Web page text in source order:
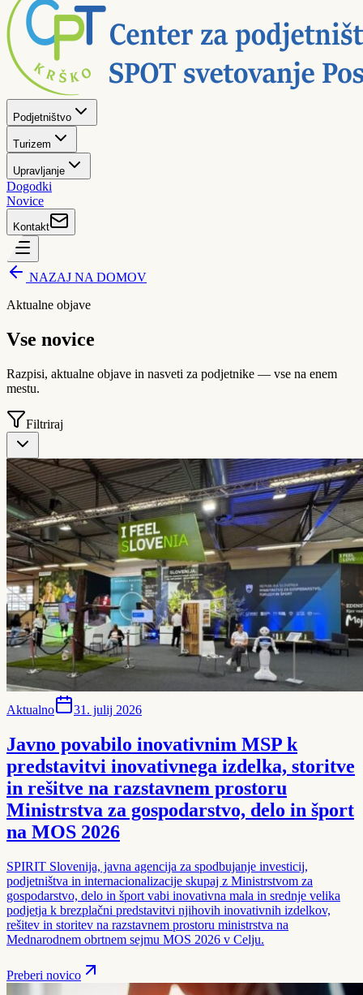
Podjetništvo
Turizem
Upravljanje
Dogodki
Novice
Kontakt
NAZAJ NA DOMOV
Aktualne objave
Vse novice
Razpisi, aktualne objave in nasveti za podjetnike — vse na enem
mestu.
Filtriraj
Aktualno 31. julij 2026
Javno povabilo inovativnim MSP k
predstavitvi inovativnega izdelka, storitve
in rešitve na razstavnem prostoru
Ministrstva za gospodarstvo, delo in šport
na MOS 2026
SPIRIT Slovenija, javna agencija za spodbujanje investicij,
podjetništva in internacionalizacije skupaj z Ministrstvom za
gospodarstvo, delo in šport vabi inovativna mala in srednje velika
podjetja k brezplačni predstavitvi njihovih inovativnih izdelkov,
rešitev in storitev na razstavnem prostoru ministrstva na
Mednarodnem obrtnem sejmu MOS 2026 v Celju.
Preberi novico